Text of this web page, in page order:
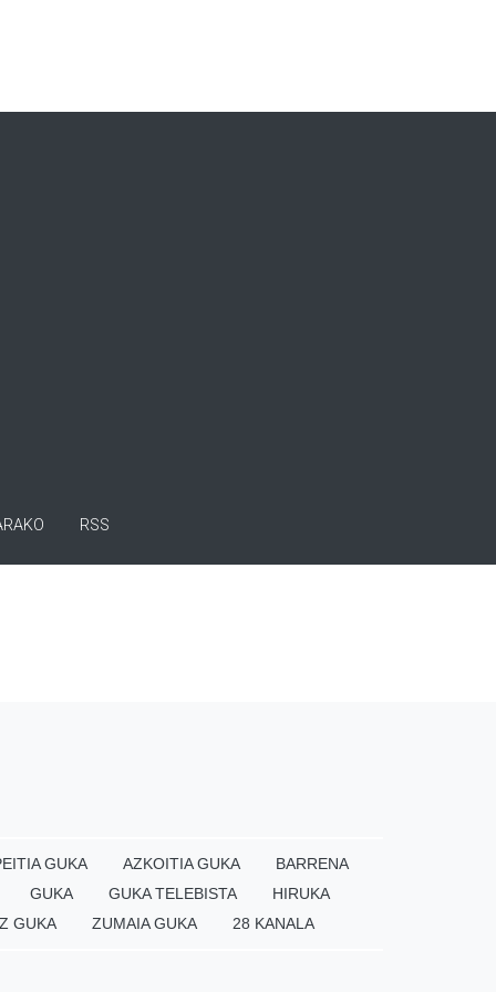
RSS
GUKA AZKOITIA GUKA
BARRENA
GUKA
GUKA TELEBISTA
HIRUKA
GUKA
ZUMAIA GUKA 28 KANALA